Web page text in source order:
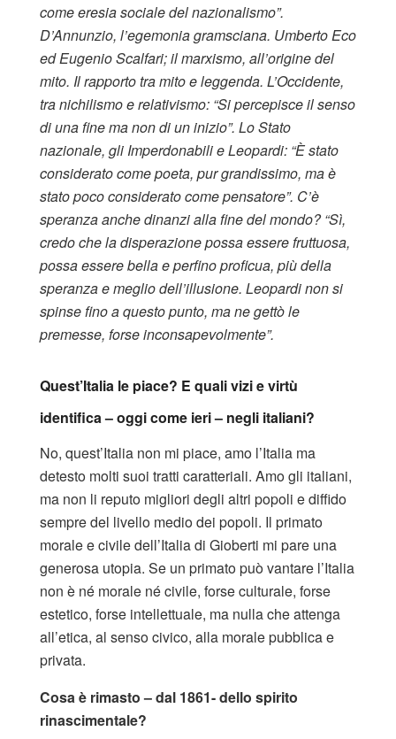
come eresia sociale del nazionalismo”.
D’Annunzio, l’egemonia gramsciana. Umberto Eco
ed Eugenio Scalfari; il marxismo, all’origine del
mito. Il rapporto tra mito e leggenda. L’Occidente,
tra nichilismo e relativismo: “Si percepisce il senso
di una fine ma non di un inizio”. Lo Stato
nazionale, gli Imperdonabili e Leopardi: “È stato
considerato come poeta, pur grandissimo, ma è
stato poco considerato come pensatore”. C’è
speranza anche dinanzi alla fine del mondo? “Sì,
credo che la disperazione possa essere fruttuosa,
possa essere bella e perfino proficua, più della
speranza e meglio dell’illusione. Leopardi non si
spinse fino a questo punto, ma ne gettò le
premesse, forse inconsapevolmente”.
Quest’Italia le piace? E quali vizi e virtù
identifica – oggi come ieri – negli italiani?
No, quest’Italia non mi piace, amo l’Italia ma
detesto molti suoi tratti caratteriali. Amo gli italiani,
ma non li reputo migliori degli altri popoli e diffido
sempre del livello medio dei popoli. Il primato
morale e civile dell’Italia di Gioberti mi pare una
generosa utopia. Se un primato può vantare l’Italia
non è né morale né civile, forse culturale, forse
estetico, forse intellettuale, ma nulla che attenga
all’etica, al senso civico, alla morale pubblica e
privata.
Cosa è rimasto – dal 1861- dello spirito
rinascimentale?